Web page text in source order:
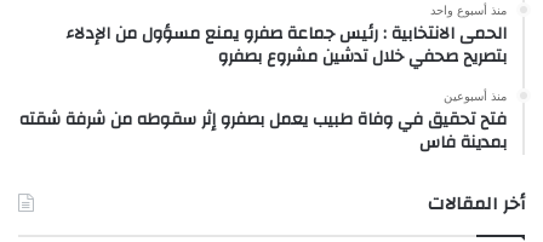
منذ أسبوع واحد
الحمى الانتخابية : رئيس جماعة صفرو يمنع مسؤول من الإدلاء
بتصريح صحفي خلال تدشين مشروع بصفرو
منذ أسبوعين
فتح تحقيق في وفاة طبيب يعمل بصفرو إثر سقوطه من شرفة شقته
بمدينة فاس
أخر المقالات